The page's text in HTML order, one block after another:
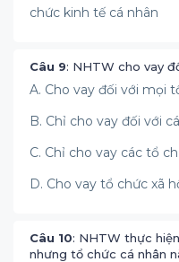
chức kinh tế cá nhân
Câu 9: NHTW cho vay
A. Cho vay đối với mọi
B. Chỉ cho vay đối với
C. Chỉ cho vay các tổ
D. Cho vay tổ chức xã
Câu 10: NHTW thực
nhưng tổ chức cá nhân